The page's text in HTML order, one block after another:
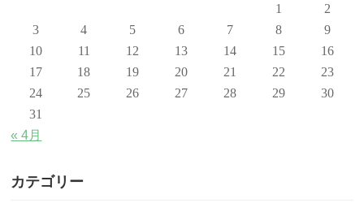
1
2
3
4 5 6 7 8
9
10
11 12 13 14 15
16
17
18 19 20 21 22
23
24
25 26 27 28 29
30
31
« 4月
カテゴリー